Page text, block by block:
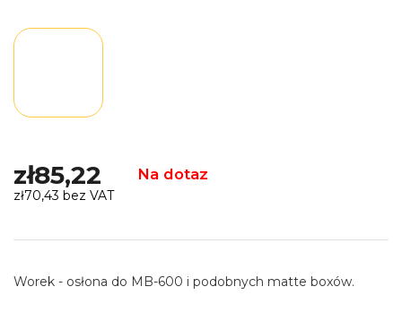
zł85,22 Na dotaz
zł70,43 bez VAT
jednostkowa:
Worek - osłona do MB-600 i podobnych matte boxów.